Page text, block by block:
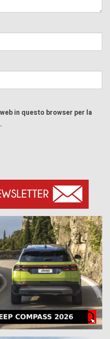
in questo browser per la